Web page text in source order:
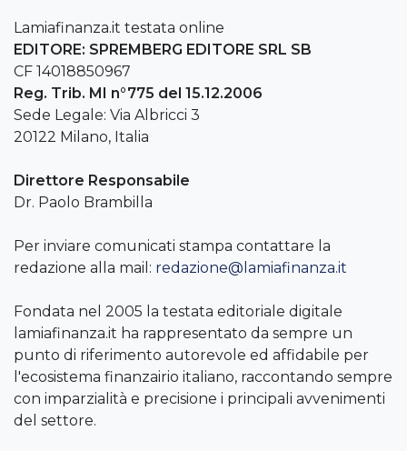
Lamiafinanza.it testata online
EDITORE: SPREMBERG EDITORE SRL SB
CF 14018850967
Reg. Trib. MI n°775 del 15.12.2006
Sede Legale: Via Albricci 3
20122 Milano, Italia
Direttore Responsabile
Dr. Paolo Brambilla
Per inviare comunicati stampa contattare la
redazione alla mail: redazione@lamiafinanza.it
Fondata nel 2005 la testata editoriale digitale
lamiafinanza.it ha rappresentato da sempre un
punto di riferimento autorevole ed affidabile per
l'ecosistema finanzairio italiano, raccontando sempre
con imparzialità e precisione i principali avvenimenti
del settore.